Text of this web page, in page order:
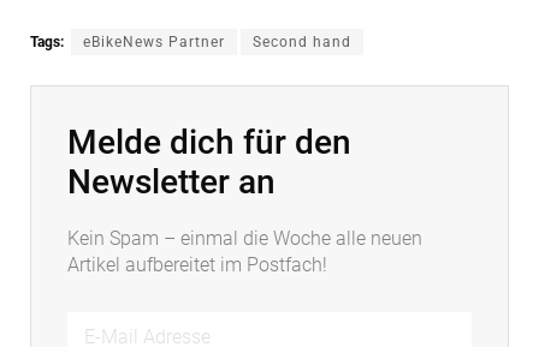
Tags: eBikeNews Partner Second hand
Melde dich für den
Newsletter an
Kein Spam – einmal die Woche alle neuen
Artikel aufbereitet im Postfach!